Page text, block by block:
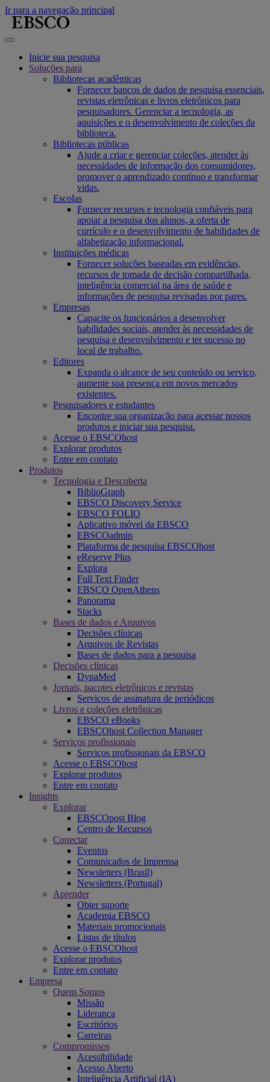
Ir para a navegação principal
Inicie sua pesquisa
Soluções para
Bibliotecas acadêmicas
Fornecer bancos de dados de pesquisa essenciais,
revistas eletrônicas e livros eletrônicos para
pesquisadores. Gerenciar a tecnologia, as
aquisições e o desenvolvimento de coleções da
biblioteca.
Bibliotecas públicas
Ajude a criar e gerenciar coleções, atender às
necessidades de informação dos consumidores,
promover o aprendizado contínuo e transformar
vidas.
Escolas
Fornecer recursos e tecnologia confiáveis para
apoiar a pesquisa dos alunos, a oferta de
currículo e o desenvolvimento de habilidades de
alfabetização informacional.
Instituições médicas
Fornecer soluções baseadas em evidências,
recursos de tomada de decisão compartilhada,
inteligência comercial na área de saúde e
informações de pesquisa revisadas por pares.
Empresas
Capacite os funcionários a desenvolver
habilidades sociais, atender às necessidades de
pesquisa e desenvolvimento e ter sucesso no
local de trabalho.
Editores
Expanda o alcance de seu conteúdo ou serviço,
aumente sua presença em novos mercados
existentes.
Pesquisadores e estudantes
Encontre sua organização para acessar nossos
produtos e iniciar sua pesquisa.
Acesse o EBSCOhost
Explorar produtos
Entre em contato
Produtos
Tecnologia e Descoberta
BiblioGraph
EBSCO Discovery Service
EBSCO FOLIO
Aplicativo móvel da EBSCO
EBSCOadmin
Plataforma de pesquisa EBSCOhost
eReserve Plus
Explora
Full Text Finder
EBSCO OpenAthens
Panorama
Stacks
Bases de dados e Arquivos
Decisões clínicas
Arquivos de Revistas
Bases de dados para a pesquisa
Decisões clínicas
DynaMed
Jornais, pacotes eletrônicos e revistas
Serviços de assinatura de periódicos
Livros e coleções eletrônicas
EBSCO eBooks
EBSCOhost Collection Manager
Serviços profissionais
Serviços profissionais da EBSCO
Acesse o EBSCOhost
Explorar produtos
Entre em contato
Insights
Explorar
EBSCOpost Blog
Centro de Recursos
Conectar
Eventos
Comunicados de Imprensa
Newsletters (Brasil)
Newsletters (Portugal)
Aprender
Obter suporte
Academia EBSCO
Materiais promocionais
Listas de títulos
Acesse o EBSCOhost
Explorar produtos
Entre em contato
Empresa
Quem Somos
Missão
Liderança
Escritórios
Carreiras
Compromissos
Acessibilidade
Acesso Aberto
Inteligência Artificial (IA)